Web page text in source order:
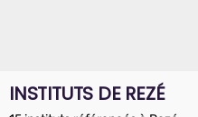
INSTITUTS DE REZÉ